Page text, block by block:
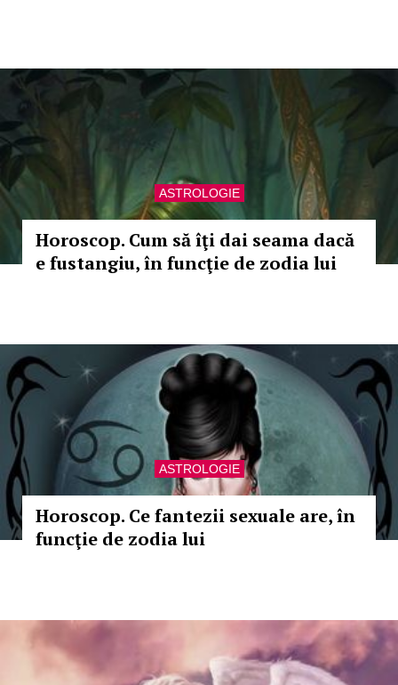
ASTROLOGIE
Horoscop. Cum să îţi dai seama dacă
e fustangiu, în funcţie de zodia lui
ASTROLOGIE
Horoscop. Ce fantezii sexuale are, în
funcţie de zodia lui